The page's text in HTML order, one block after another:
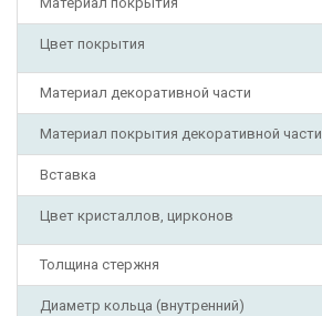
Цвет покрытия
Материал декоративной части
Материал покрытия декоративной части
Вставка
Цвет кристаллов, цирконов
Толщина стержня
Диаметр кольца (внутренний)